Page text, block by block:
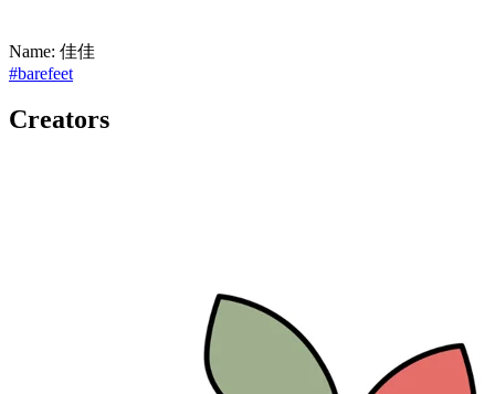
Name: 佳佳
#barefeet
Creators